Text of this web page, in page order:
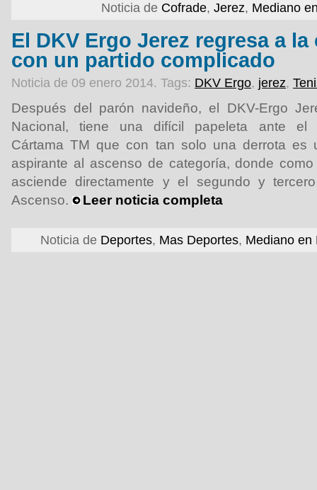
Noticia de Cofrade, Jerez, Mediano
El DKV Ergo Jerez regresa a
con un partido complicado
Noticia de 09 enero 2014. Tags: DKV Ergo, jerez,
Después del parón navideño, el DKV-Ergo
Nacional, tiene una difícil papeleta ante el
Cártama TM que con tan solo una derrota es
aspirante al ascenso de categoría, donde
asciende directamente y el segundo y
Ascenso.
Leer noticia completa
Noticia de Deportes, Mas Deportes, Mediano en